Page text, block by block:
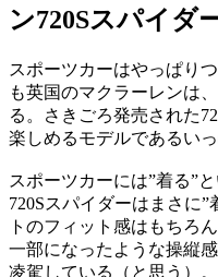
ン720Sスパイダ
スポーツカーはやっぱり
も英国のマクラーレンは
る。さきごろ発売された
楽しめるモデルであるい
スポーツカーには”着る”
720Sスパイダーはまさに
トのフィット感はもちろ
一部になったような操縦
凌駕している（と思う）。